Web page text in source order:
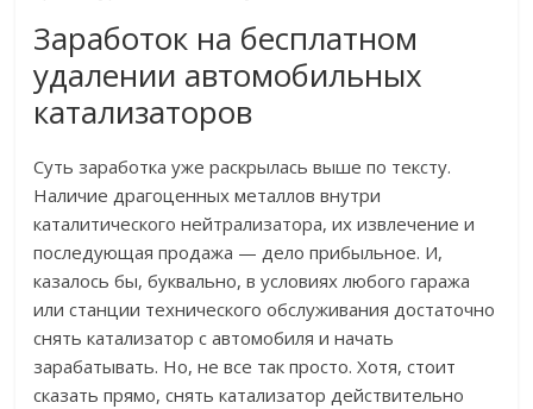
Заработок на бесплатном
удалении автомобильных
катализаторов
Суть заработка уже раскрылась выше по тексту.
Наличие драгоценных металлов внутри
каталитического нейтрализатора, их извлечение и
последующая продажа — дело прибыльное. И,
казалось бы, буквально, в условиях любого гаража
или станции технического обслуживания достаточно
снять катализатор с автомобиля и начать
зарабатывать. Но, не все так просто. Хотя, стоит
сказать прямо, снять катализатор действительно